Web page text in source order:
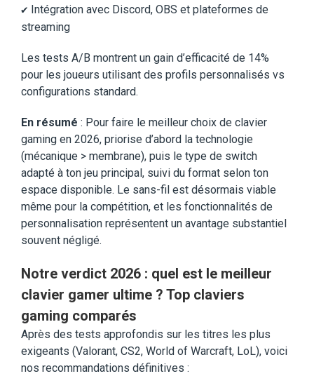
✔️ Intégration avec Discord, OBS et plateformes de
streaming
Les tests A/B montrent un gain d’efficacité de 14%
pour les joueurs utilisant des profils personnalisés vs
configurations standard.
En résumé : Pour faire le meilleur choix de clavier
gaming en 2026, priorise d’abord la technologie
(mécanique > membrane), puis le type de switch
adapté à ton jeu principal, suivi du format selon ton
espace disponible. Le sans-fil est désormais viable
même pour la compétition, et les fonctionnalités de
personnalisation représentent un avantage substantiel
souvent négligé.
Notre verdict 2026 : quel est le meilleur
clavier gamer ultime ? Top claviers
gaming comparés
Après des tests approfondis sur les titres les plus
exigeants (Valorant, CS2, World of Warcraft, LoL), voici
nos recommandations définitives :